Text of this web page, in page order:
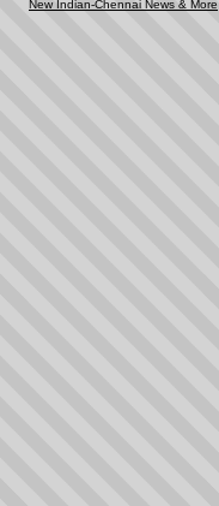
New Indian-Chennai News & More